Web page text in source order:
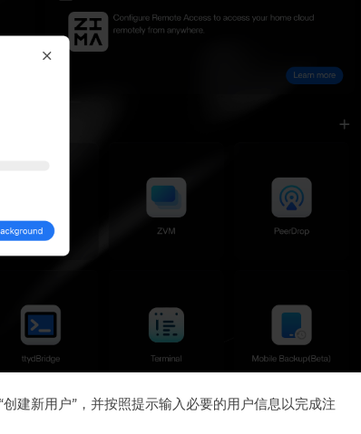
建新用户”，并按照提示输入必要的用户信息以完成注